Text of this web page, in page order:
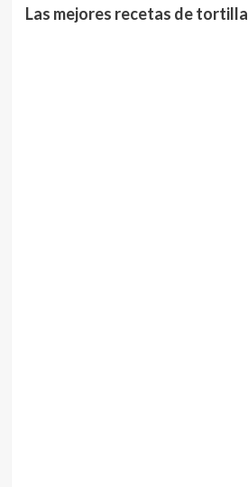
Las mejores recetas de tortilla